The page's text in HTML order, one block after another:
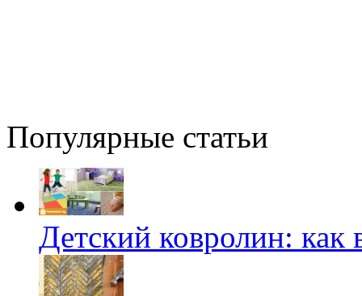
Популярные статьи
Детский ковролин: как